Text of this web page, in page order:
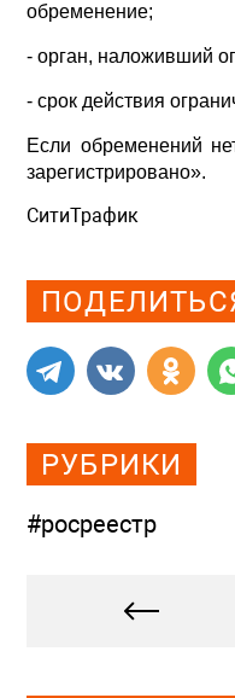
обременение;
- орган, наложивший
- срок действия
Если обременений
зарегистрировано».
СитиТрафик
РУБРИКИ
#росреестр